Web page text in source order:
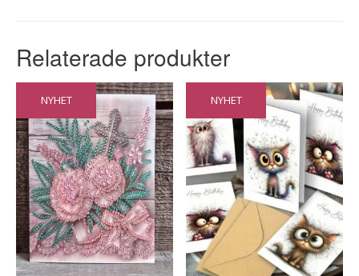
Relaterade produkter
NYHET NYHET